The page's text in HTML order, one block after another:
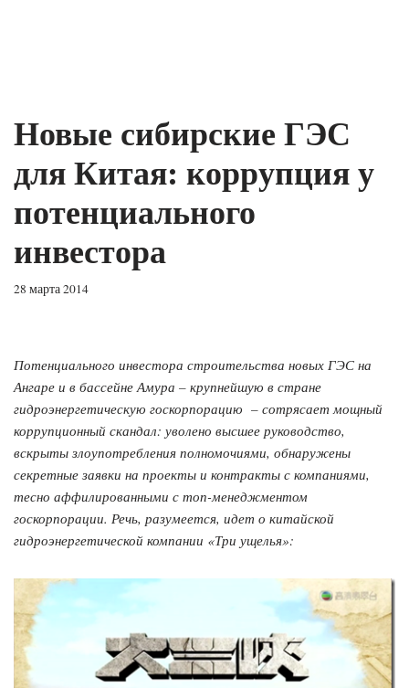
Новые сибирские ГЭС
для Китая: коррупция у
потенциального
инвестора
28 марта 2014
Потенциального инвестора строительства новых ГЭС на
Ангаре и в бассейне Амура – крупнейшую в стране
гидроэнергетическую госкорпорацию – сотрясает мощный
коррупционный скандал: уволено высшее руководство,
вскрыты злоупотребления полномочиями, обнаружены
секретные заявки на проекты и контракты с компаниями,
тесно аффилированными с топ-менеджментом
госкорпорации. Речь, разумеется, идет о китайской
гидроэнергетической компании «Три ущелья»: